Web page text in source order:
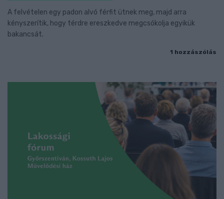
A felvételen egy padon alvó férfit ütnek meg, majd arra
kényszerítik, hogy térdre ereszkedve megcsókolja egyikük
bakancsát.
1 hozzászólás